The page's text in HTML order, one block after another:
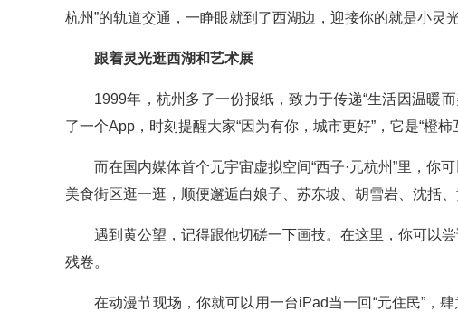
杭州”的轨道交通，一睁眼就到了西湖边，迎接你的就是小灵光
跟着灵光逛西湖和艺术展
1999年，杭州多了一份报纸，致力于传递“生活因温暖
了一个App，时刻提醒大家“因为有你，城市更好”，它是“橙柿
而在国内媒体首个元宇宙虚拟空间“西子·元杭州”里，你
美食街区逛一逛，顺便邂逅白娘子、苏东坡、胡雪岩、沈括
遇到黄公望，记得跟他切磋一下画技。在这里，你可以
残卷。
在动漫节现场，你就可以用一台iPad当一回“元住民”，